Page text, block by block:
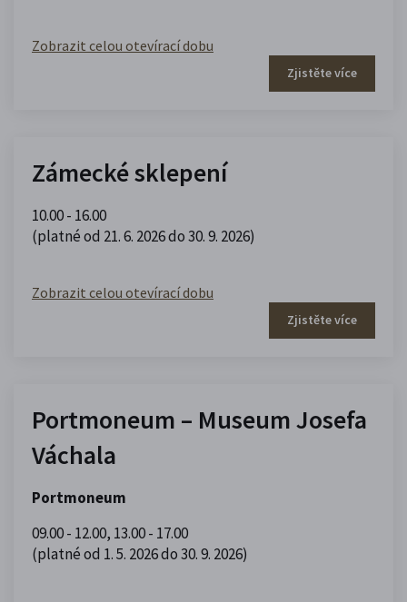
Zobrazit celou otevírací dobu
Zjistěte více
Zámecké sklepení
10.00 - 16.00
(platné od 21. 6. 2026 do 30. 9. 2026)
Zobrazit celou otevírací dobu
Zjistěte více
Portmoneum – Museum Josefa
Váchala
Portmoneum
09.00 - 12.00, 13.00 - 17.00
(platné od 1. 5. 2026 do 30. 9. 2026)